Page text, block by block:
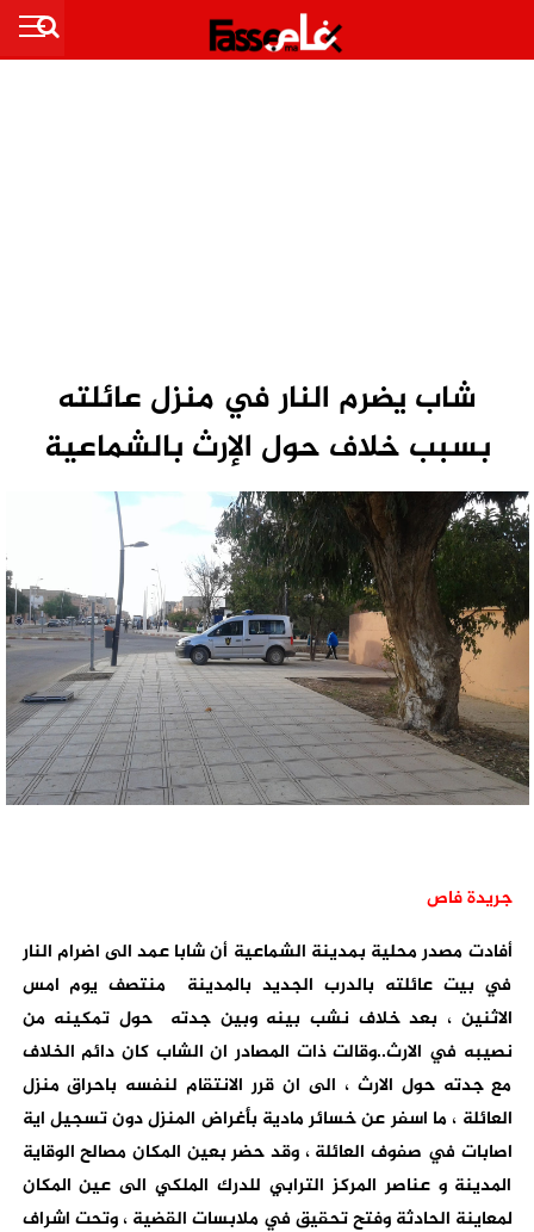
شاب يضرم النار في منزل عائلته
بسبب خلاف حول الإرث بالشماعية
جريدة فاص
أفادت مصدر محلية بمدينة الشماعية أن شابا عمد الى اضرام النار
في بيت عائلته بالدرب الجديد بالمدينة منتصف يوم امس
الاثنين ، بعد خلاف نشب بينه وبين جدته حول تمكينه من
نصيبه في الارث..وقالت ذات المصادر ان الشاب كان دائم الخلاف
مع جدته حول الارث ، الى ان قرر الانتقام لنفسه باحراق منزل
العائلة ، ما اسفر عن خسائر مادية بأغراض المنزل دون تسجيل اية
اصابات في صفوف العائلة ، وقد حضر بعين المكان مصالح الوقاية
المدينة و عناصر المركز الترابي للدرك الملكي الى عين المكان
لمعاينة الحادثة وفتح تحقيق في ملابسات القضية ، وتحت اشراف